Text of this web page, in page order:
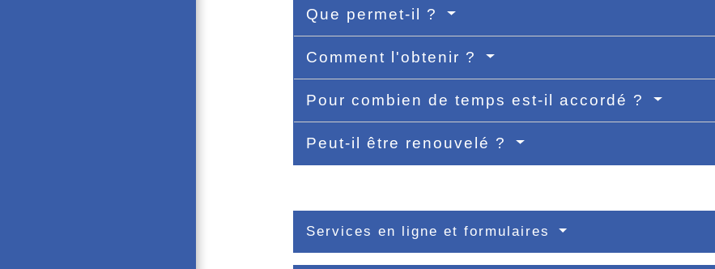
Que permet-il ?
Comment l'obtenir ?
Pour combien de temps est-il accordé ?
Peut-il être renouvelé ?
Services en ligne et formulaires